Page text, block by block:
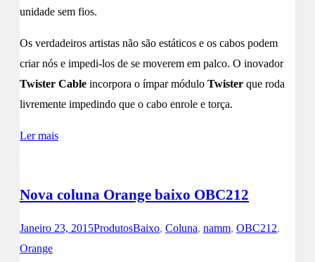
unidade sem fios.
Os verdadeiros artistas não são estáticos e os cabos podem
criar nós e impedi-los de se moverem em palco. O inovador
Twister Cable incorpora o ímpar módulo Twister que roda
livremente impedindo que o cabo enrole e torça.
Ler mais
Nova coluna Orange baixo OBC212
Janeiro 23, 2015ProdutosBaixo, Coluna, namm, OBC212,
Orange